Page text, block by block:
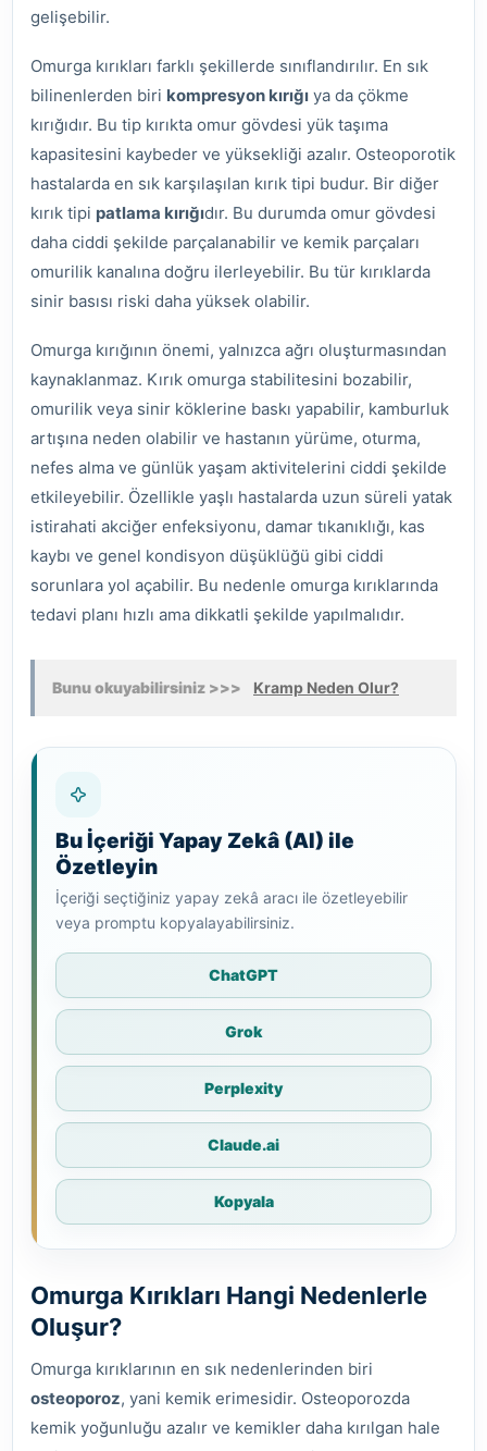
gelişebilir.
Omurga kırıkları farklı şekillerde sınıflandırılır. En sık
bilinenlerden biri kompresyon kırığı ya da çökme
kırığıdır. Bu tip kırıkta omur gövdesi yük taşıma
kapasitesini kaybeder ve yüksekliği azalır. Osteoporotik
hastalarda en sık karşılaşılan kırık tipi budur. Bir diğer
kırık tipi patlama kırığıdır. Bu durumda omur gövdesi
daha ciddi şekilde parçalanabilir ve kemik parçaları
omurilik kanalına doğru ilerleyebilir. Bu tür kırıklarda
sinir basısı riski daha yüksek olabilir.
Omurga kırığının önemi, yalnızca ağrı oluşturmasından
kaynaklanmaz. Kırık omurga stabilitesini bozabilir,
omurilik veya sinir köklerine baskı yapabilir, kamburluk
artışına neden olabilir ve hastanın yürüme, oturma,
nefes alma ve günlük yaşam aktivitelerini ciddi şekilde
etkileyebilir. Özellikle yaşlı hastalarda uzun süreli yatak
istirahati akciğer enfeksiyonu, damar tıkanıklığı, kas
kaybı ve genel kondisyon düşüklüğü gibi ciddi
sorunlara yol açabilir. Bu nedenle omurga kırıklarında
tedavi planı hızlı ama dikkatli şekilde yapılmalıdır.
Bunu okuyabilirsiniz >>> Kramp Neden Olur?
Bu İçeriği Yapay Zekâ (AI) ile
Özetleyin
İçeriği seçtiğiniz yapay zekâ aracı ile özetleyebilir
veya promptu kopyalayabilirsiniz.
ChatGPT
Grok
Perplexity
Claude.ai
Kopyala
Omurga Kırıkları Hangi Nedenlerle
Oluşur?
Omurga kırıklarının en sık nedenlerinden biri
osteoporoz, yani kemik erimesidir. Osteoporozda
kemik yoğunluğu azalır ve kemikler daha kırılgan hale